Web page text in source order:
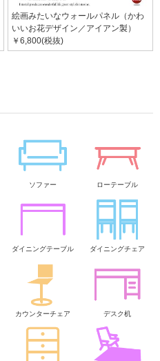
絵画みたいなウォールパネル（かわ
いいお花デザイン／アイアン製）
￥6,800(税抜)
ソファー ローテーブル
ダイニングテーブル ダイニングチェア
カウンターチェア デスク机